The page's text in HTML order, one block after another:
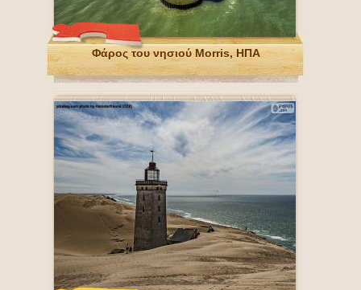
Φάρος του νησιού Morris, ΗΠΑ